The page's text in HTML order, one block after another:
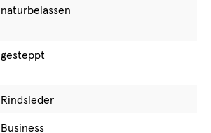
naturbelassen
gesteppt
Rindsleder
Business